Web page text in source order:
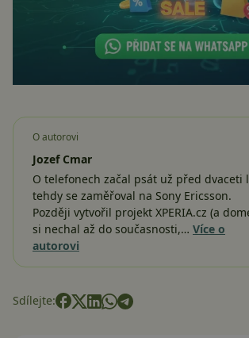
O autorovi
Jozef Cmar
O telefonech začal psát už před dvaceti
tehdy se zaměřoval na Sony Ericsson.
Později vytvořil projekt XPERIA.cz (a
si nechal až do současnosti,… Více o
autorovi
Sdílejte: